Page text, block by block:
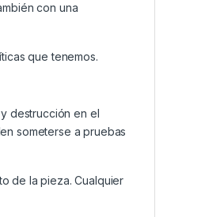
con una
que tenemos.
destrucción en el
someterse a pruebas
de la pieza. Cualquier